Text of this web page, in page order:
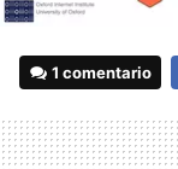
1 comentario